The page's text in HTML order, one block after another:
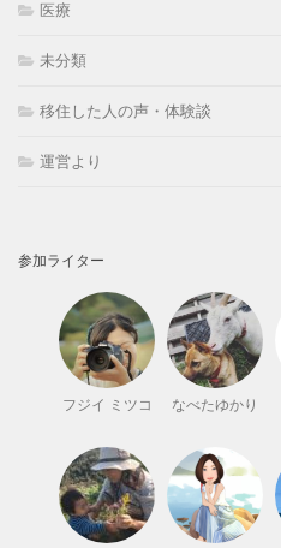
医療
未分類
移住した人の声・体験談
運営より
参加ライター
フジイ ミツコ なべたゆかり